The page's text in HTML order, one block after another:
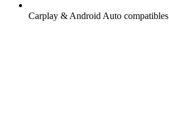
Carplay & Android Auto compatibles